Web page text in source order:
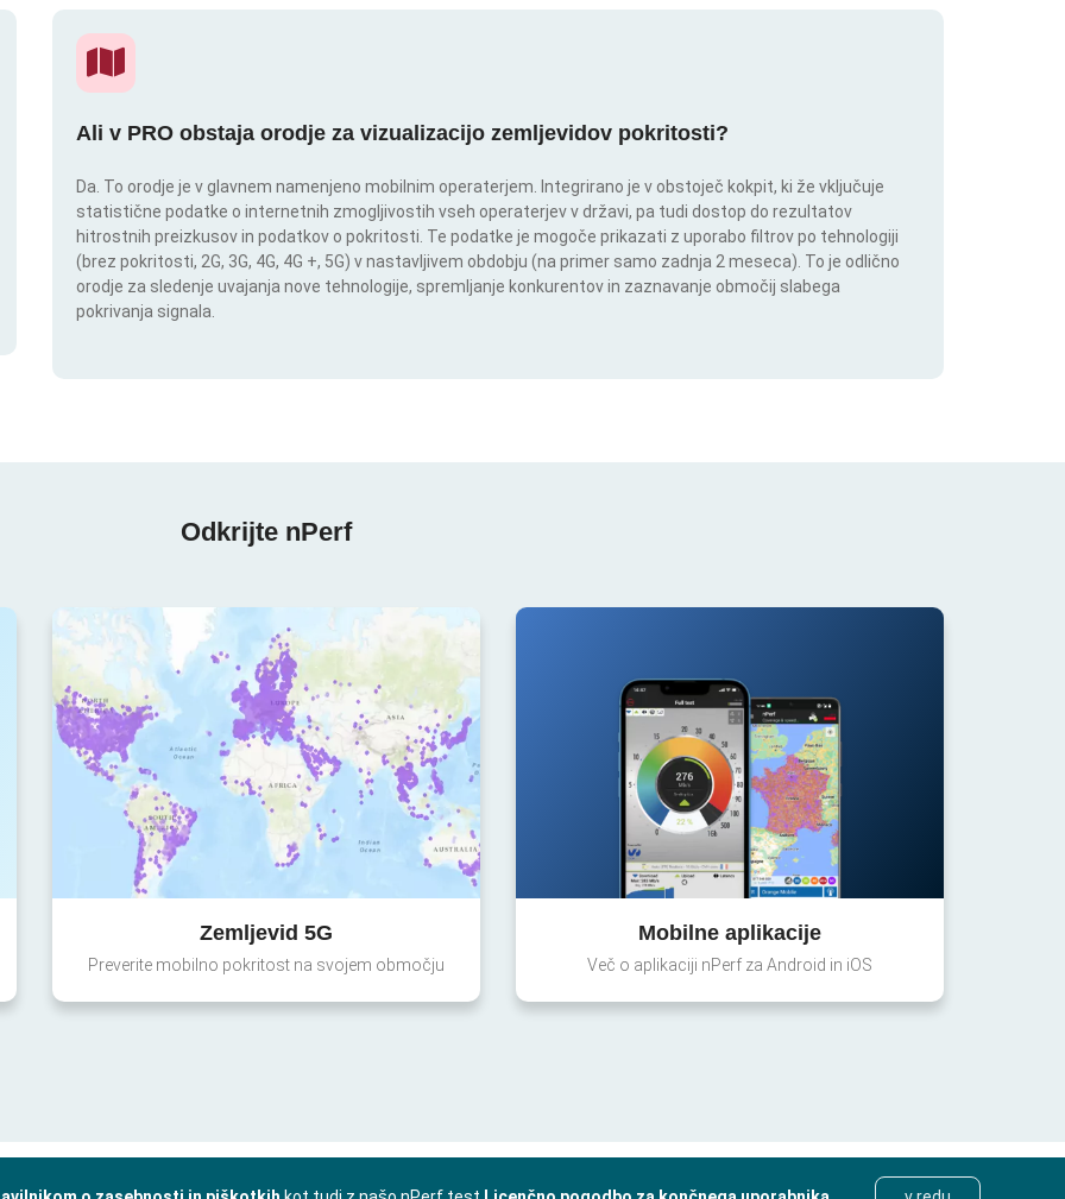
Ali v PRO obstaja orodje za vizualizacijo zemljevidov pokritosti?
Da. To orodje je v glavnem namenjeno mobilnim operaterjem. Integrirano je v obstoječ kokpit, ki že vključuje
statistične podatke o internetnih zmogljivostih vseh operaterjev v državi, pa tudi dostop do rezultatov
hitrostnih preizkusov in podatkov o pokritosti. Te podatke je mogoče prikazati z uporabo filtrov po tehnologiji
(brez pokritosti, 2G, 3G, 4G, 4G +, 5G) v nastavljivem obdobju (na primer samo zadnja 2 meseca). To je odlično
orodje za sledenje uvajanja nove tehnologije, spremljanje konkurentov in zaznavanje območij slabega
pokrivanja signala.
Odkrijte nPerf
Zemljevid 5G
Preverite mobilno pokritost na svojem območju
Mobilne aplikacije
Več o aplikaciji nPerf za Android in iOS